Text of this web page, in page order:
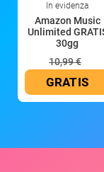
In evidenza
Amazon Music
Unlimited
30gg
10,99 €
GRATIS